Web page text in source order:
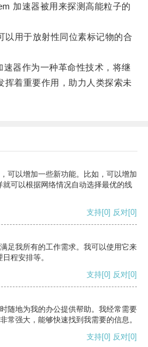
加速器被用来探测高能粒子的
用于放射性同位素标记物的合
器作为一种革命性技术，将继
挥着重要作用，助力人类探索未
可以增加一些新功能。比如，可以增加
可以根据网络情况自动选择最优的线
支持[0] 反对[0]
足我所有的工作需求。我可以使用它来
程安排等。
支持[0] 反对[0]
随地为我的办公提供帮助。我经常需要
常强大，能够快速找到我需要的信息。
支持[0] 反对[0]